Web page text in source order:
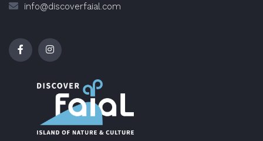
info@discoverfaial.com